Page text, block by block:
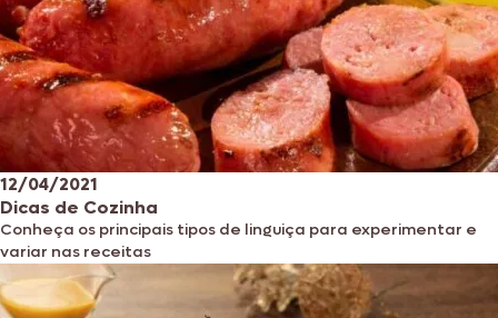
12/04/2021
Dicas de Cozinha
Conheça os principais tipos de linguiça para experimentar e
variar nas receitas